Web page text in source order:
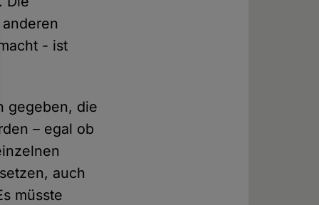
- ist
gegeben, die
– egal ob
auch
müsste